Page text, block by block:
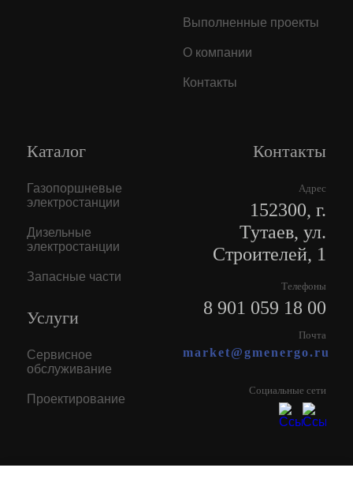
Выполненные проекты
О компании
Контакты
Каталог
Газопоршневые
электростанции
Дизельные
электростанции
Запасные части
Услуги
Сервисное
обслуживание
Проектирование
Контакты
Адрес
152300, г.
Тутаев, ул.
Строителей, 1
Телефоны
8 901 059 18 00
Почта
market@gmenergo.ru
Социальные сети